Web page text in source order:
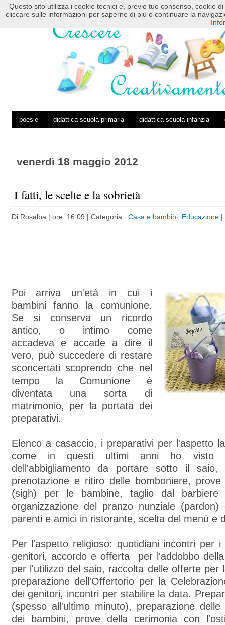
HOME POSTS RSS COMMENTS RSS
poesie didattica scuola primaria didattica scuola infanzia
venerdì 18 maggio 2012
I fatti, le scelte e la sobrietà
Di Rosalba | ore: 16:09 | Categoria : Casa e bambini, Educazione |
Poi arriva un'età in cui i
bambini fanno la comunione.
Se si conserva un ricordo
antico, o intimo come
accadeva e accade a dire il
vero, può succedere di restare
sconcertati scoprendo che nel
tempo la Comunione è
diventata una sorta di
matrimonio, per la portata dei
preparativi.
Elenco a casaccio, i preparativi per l'aspetto
come in questi ultimi anni ho visto
dell'abbigliamento da portare sotto il saio,
prenotazione e ritiro delle bomboniere, prove
(sigh) per le bambine, taglio dal
organizzazione del pranzo nunziale
parenti e amici in ristorante, scelta del menù e
Per l'aspetto religioso: quotidiani incontri per
genitori, accordo e offerta per l'addobbo
per l'utilizzo del saio, raccolta delle offerte per
preparazione dell'Offertorio per la
dei genitori, incontri per stabilire la data.
(spesso all'ultimo minuto), preparazione
dei bambini, prove della cerimonia con
Questo sito utilizza i cookie tecnici e, previo tuo consenso, cookie
cliccare sulle informazioni per saperne di più o continuare la